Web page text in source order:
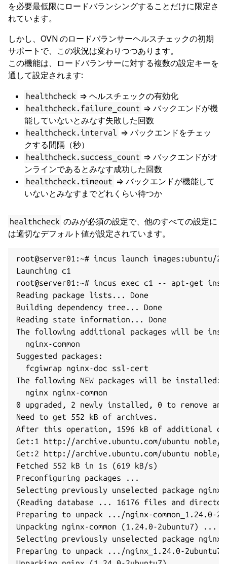
を必要最低限にロードバランシングすることだけに限定さ
れています。
しかし、OVN のロードバランサーヘルスチェックの初期
サポートで、この状況は変わりつつあります。
この機能は、ロードバランサーに対する複数の設定キーを
通して設定されます:
healthcheck => ヘルスチェックの有効化
healthcheck.failure_count => バックエンドが機
能していないとみなす失敗した回数
healthcheck.interval => バックエンドをチェッ
クする間隔（秒）
healthcheck.success_count => バックエンドがオ
ンラインであるとみなす成功した回数
healthcheck.timeout => バックエンドが機能して
いないとみなすまでどれくらい待つか
healthcheck のみが必須の設定で、他のすべての設定に
は適切なデフォルト値が設定されています。
root@server01:~# incus launch images:ubuntu/
Launching c1
root@server01:~# incus exec c1 -- apt-get
Reading package lists... Done
Building dependency tree... Done
Reading state information... Done
The following additional packages will be
  nginx-common
Suggested packages:
  fcgiwrap nginx-doc ssl-cert
The following NEW packages will be installed:
  nginx nginx-common
0 upgraded, 2 newly installed, 0 to remove
Need to get 552 kB of archives.
After this operation, 1596 kB of additional
Get:1 http://archive.ubuntu.com/ubuntu noble/
Get:2 http://archive.ubuntu.com/ubuntu noble/
Fetched 552 kB in 1s (619 kB/s)
Preconfiguring packages ...
Selecting previously unselected package nginx-
(Reading database ... 16176 files and
Preparing to unpack .../nginx-common_1.24.0-
Unpacking nginx-common (1.24.0-2ubuntu7) ...
Selecting previously unselected package nginx.
Preparing to unpack .../nginx_1.24.0-